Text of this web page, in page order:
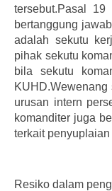
tersebut.Pasal
bertanggung
adalah sekutu
pihak sekutu
bila sekutu
urusan intern
komanditer juga
terkait
Resiko dalam